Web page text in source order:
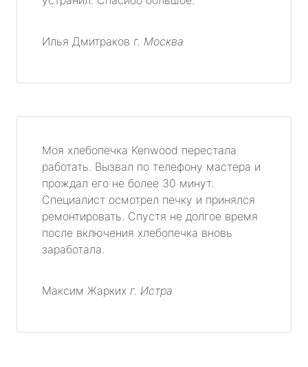
Илья Дмитраков г. Москва
Моя хлебопечка Kenwood перестала
работать. Вызвал по телефону мастера и
прождал его не более 30 минут.
Специалист осмотрел печку и принялся
ремонтировать. Спустя не долгое время
после включения хлебопечка вновь
заработала.
Максим Жарких г. Истра